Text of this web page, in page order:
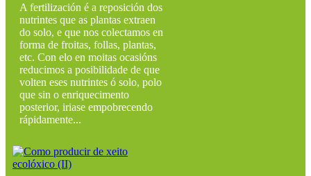
A fertilización é a reposición dos
nutrintes que as plantas extraen
do solo, e que nos colectamos en
forma de froitas, follas, plantas,
etc. Con elo en moitas ocasións
reducimos a posibilidade de que
volten eses nutrintes ó solo, polo
que sin o enriquecimento
posterior, iriase empobrecendo
rápidamente...